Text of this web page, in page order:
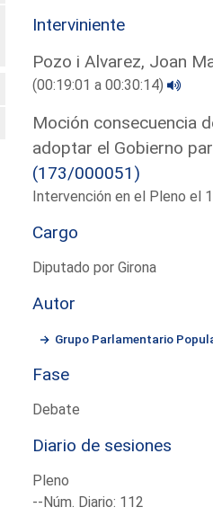
Interviniente
Pozo i Alvarez, Joan
(00:19:01 a 00:30:14)
Moción consecuencia
adoptar el Gobierno
(173/000051)
Intervención en el Pleno el
Cargo
Diputado por Girona
Autor
Grupo Parlamentario
Fase
Debate
Diario de sesiones
Pleno
--Núm. Diario: 112